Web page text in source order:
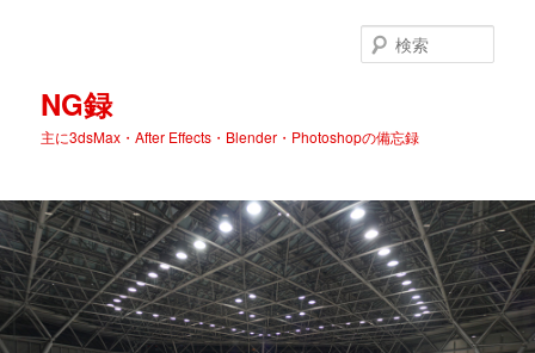
NG録
主に3dsMax・After Effects・Blender・Photoshopの備忘録
索